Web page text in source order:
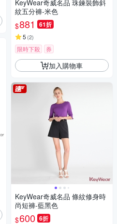
KeyWear奇威名品 珠鍊裝飾斜
紋五分褲-米色
$881 61折
5 (2)
限時下殺 券
加入購物車
KeyWear奇威名品 條紋修身時
尚短褲-藍黑色
$600 6折